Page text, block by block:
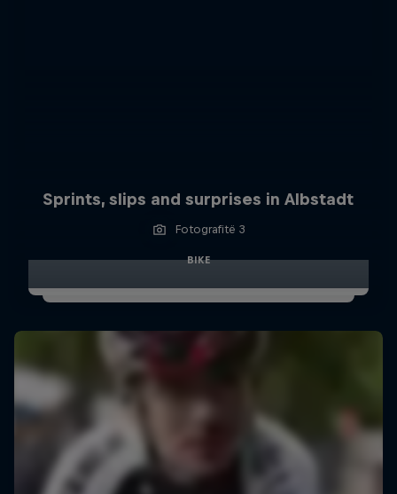
Sprints, slips and surprises in Albstadt
Fotografitë 3
BIKE